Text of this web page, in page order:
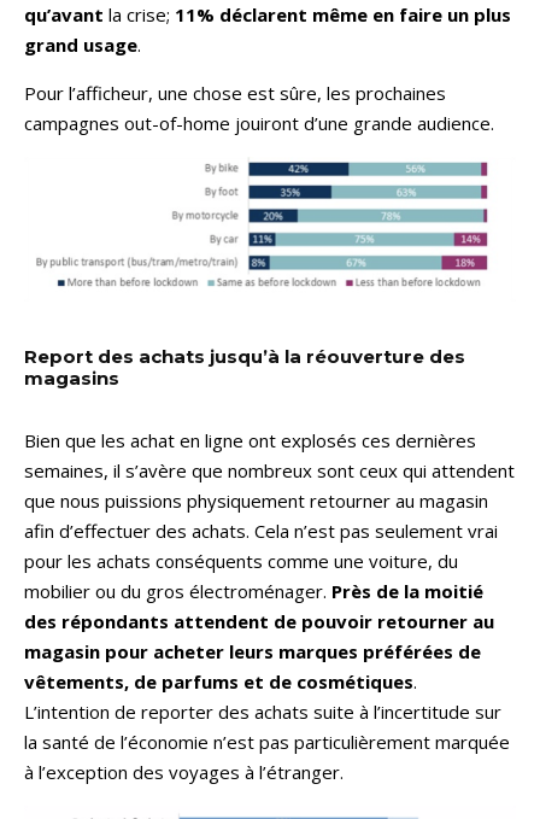
qu’avant la crise; 11% déclarent même en faire un plus
grand usage.
Pour l’afficheur, une chose est sûre, les prochaines
campagnes out-of-home jouiront d’une grande audience.
Report des achats jusqu’à la réouverture des
magasins
Bien que les achat en ligne ont explosés ces dernières
semaines, il s’avère que nombreux sont ceux qui attendent
que nous puissions physiquement retourner au magasin
afin d’effectuer des achats. Cela n’est pas seulement vrai
pour les achats conséquents comme une voiture, du
mobilier ou du gros électroménager. Près de la moitié
des répondants attendent de pouvoir retourner au
magasin pour acheter leurs marques préférées de
vêtements, de parfums et de cosmétiques.
L’intention de reporter des achats suite à l’incertitude sur
la santé de l’économie n’est pas particulièrement marquée
à l’exception des voyages à l’étranger.